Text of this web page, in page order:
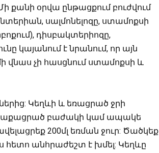
քանի օրվա ընթացքում բուժվում
սալմոնելոզը, ստամոքսի
դիսբակտերիոզը,
կայանում է նրանում, որ այն
վնաս չի հասցնում ստամոքսի և
Կեղևի և եռացրած ջրի
տաքացրած բաժակի կամ ապակե
200մլ եռման ջուր: Ծածկեք
հետո անհրաժեշտ է խմել: Կեղևը